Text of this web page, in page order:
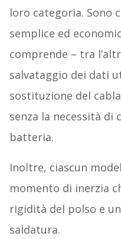
loro categoria. Sono
semplice ed
comprende – tra
salvataggio dei dati
sostituzione del
senza la necessità di
batteria.
Inoltre, ciascun
momento di inerzia
rigidità del polso e
saldatura.